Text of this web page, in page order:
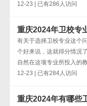
12-23 | 已有286人访问
重庆2024年卫校专
有关于选择卫校专业这个
个好来说，这就得分情况
自然在这项专业所投入的
12-23 | 已有284人访问
重庆2024年有哪些